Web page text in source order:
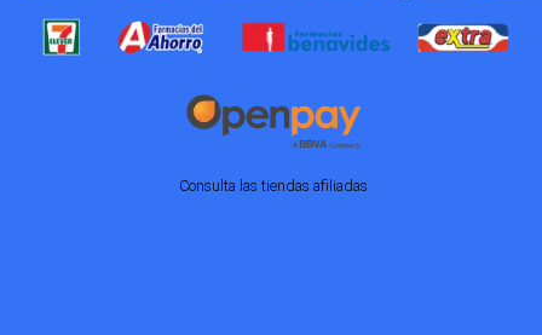
Consulta las tiendas afiliadas